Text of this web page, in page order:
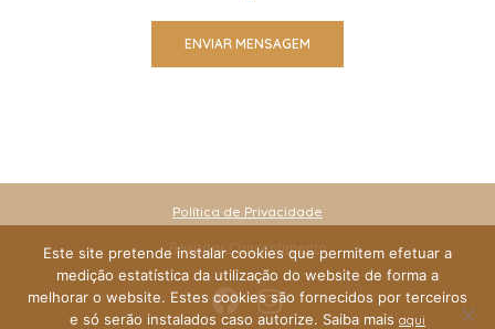
ENVIAR MENSAGEM
Política de Privacidade
Revogar Consentimento
Este site pretende instalar cookies que permitem efetuar a
medição estatística da utilização do website de forma a
melhorar o website. Estes cookies são fornecidos por terceiros
e só serão instalados caso autorize. Saiba mais aqui